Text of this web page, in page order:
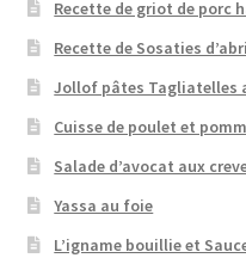
Recette de griot de porc
Recette de Sosaties
Jollof pâtes Tagliatelles
Cuisse de poulet et
Salade d’avocat aux
Yassa au foie
L’igname bouillie et